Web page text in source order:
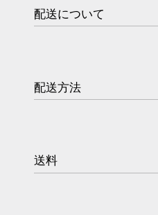
配送について
配送方法
送料